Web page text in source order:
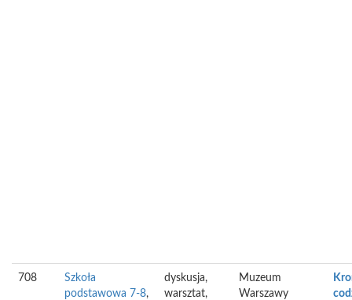
708
Szkoła
podstawowa 7-8,
dyskusja,
warsztat,
Muzeum
Warszawy